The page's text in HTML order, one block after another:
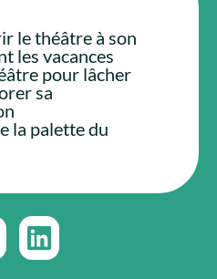
le théâtre à son
les vacances
pour lâcher
sa
la palette du